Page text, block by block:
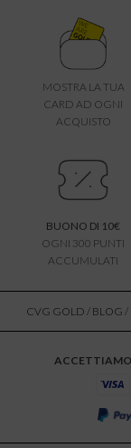
MOSTRA LA TUA
CARD AD OGNI
ACQUISTO
BUONO DI 10€
OGNI 300 PUNTI
ACCUMULATI
CVG GOLD / BLOG /
ACCETTIAMO